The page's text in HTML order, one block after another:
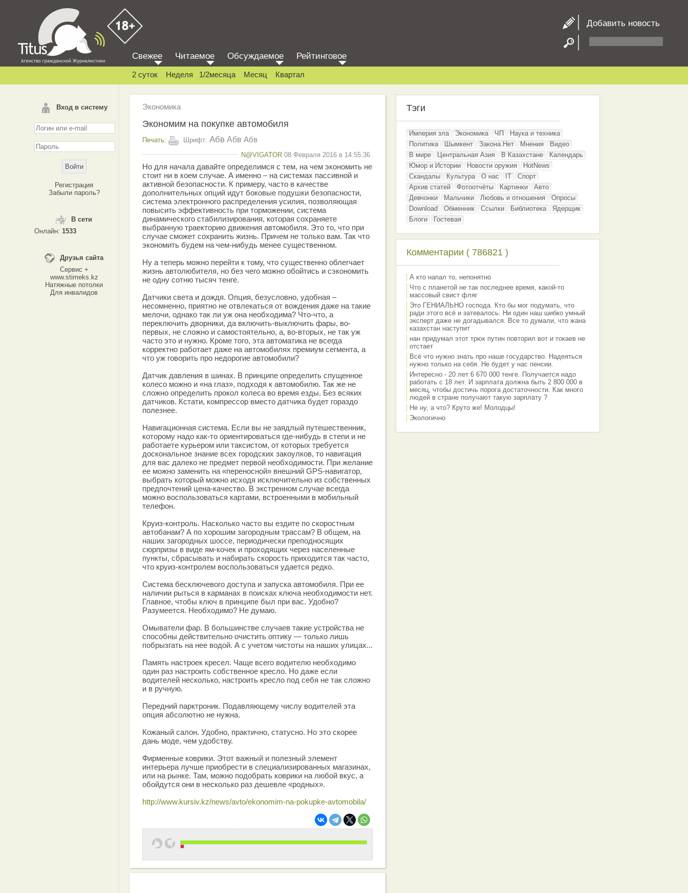
Добавить новость
Вход в систему
Регистрация
Забыли пароль?
В сети
Онлайн: 1533
Друзья сайта
Сервис +
www.stimeks.kz
Натяжные потолки
Для инвалидов
Свежее Читаемое Обсуждаемое Рейтинговое
2 суток Неделя 1/2месяца Месяц Квартал
Экономика
Экономим на покупке автомобиля
Печать: Шрифт: Абв Абв Абв
N@VIGATOR 08 Февраля 2016 в 14:55:36
Но для начала давайте определимся с тем, на чем экономить не
стоит ни в коем случае. А именно – на системах пассивной и
активной безопасности. К примеру, часто в качестве
дополнительных опций идут боковые подушки безопасности,
система электронного распределения усилия, позволяющая
повысить эффективность при торможении, система
динамического стабилизирования, которая сохраняете
выбранную траекторию движения автомобиля. Это то, что при
случае сможет сохранить жизнь. Причем не только вам. Так что
экономить будем на чем-нибудь менее существенном.
Ну а теперь можно перейти к тому, что существенно облегчает
жизнь автолюбителя, но без чего можно обойтись и сэкономить
не одну сотню тысяч тенге.
Датчики света и дождя. Опция, безусловно, удобная –
несомненно, приятно не отвлекаться от вождения даже на такие
мелочи, однако так ли уж она необходима? Что-что, а
переключить дворники, да включить-выключить фары, во-
первых, не сложно и самостоятельно, а, во-вторых, не так уж
часто это и нужно. Кроме того, эта автоматика не всегда
корректно работает даже на автомобилях премиум сегмента, а
что уж говорить про недорогие автомобили?
Датчик давления в шинах. В принципе определить спущенное
колесо можно и «на глаз», подходя к автомобилю. Так же не
сложно определить прокол колеса во время езды. Без всяких
датчиков. Кстати, компрессор вместо датчика будет гораздо
полезнее.
Навигационная система. Если вы не заядлый путешественник,
которому надо как-то ориентироваться где-нибудь в степи и не
работаете курьером или таксистом, от которых требуется
доскональное знание всех городских закоулков, то навигация
для вас далеко не предмет первой необходимости. При желание
ее можно заменить на «переносной» внешний GPS-навигатор,
выбрать который можно исходя исключительно из собственных
предпочтений цена-качество. В экстренном случае всегда
можно воспользоваться картами, встроенными в мобильный
телефон.
Круиз-контроль. Насколько часто вы ездите по скоростным
автобанам? А по хорошим загородным трассам? В общем, на
наших загородных шоссе, периодически преподносящих
сюрпризы в виде ям-кочек и проходящих через населенные
пункты, сбрасывать и набирать скорость приходится так часто,
что круиз-контролем воспользоваться удается редко.
Система бесключевого доступа и запуска автомобиля. При ее
наличии рыться в карманах в поисках ключа необходимости нет.
Главное, чтобы ключ в принципе был при вас. Удобно?
Разумеется. Необходимо? Не думаю.
Омыватели фар. В большинстве случаев такие устройства не
способны действительно очистить оптику — только лишь
побрызгать на нее водой. А с учетом чистоты на наших улицах...
Память настроек кресел. Чаще всего водителю необходимо
один раз настроить собственное кресло. Но даже если
водителей несколько, настроить кресло под себя не так сложно
и в ручную.
Передний парктроник. Подавляющему числу водителей эта
опция абсолютно не нужна.
Кожаный салон. Удобно, практично, статусно. Но это скорее
дань моде, чем удобству.
Фирменные коврики. Этот важный и полезный элемент
интерьера лучше приобрести в специализированных магазинах,
или на рынке. Там, можно подобрать коврики на любой вкус, а
обойдутся они в несколько раз дешевле «родных».
http://www.kursiv.kz/news/avto/ekonomim-na-pokupke-avtomobila/
Тэги
Империя зла Экономика ЧП
Наука и техника
Политика
Шымкент Закона.Нет Мнения
Видео
В мире
Центральная Азия В Казахстане
Календарь
Юмор и Истории
Новости оружия
HotNews
Скандалы
Культура О нас IT
Спорт
Архив статей
Фотоотчёты Картинки
Авто
Девчонки
Мальчики Любовь и отношения
Опросы
Download
Обменник Ссылки Библиотека
Ядерщик
Блоги
Гостевая
Комментарии ( 786821 )
А кто напал то, непонятно
Что с планетой не так последнее время, какой-то
массовый свист фляг
Это ГЕНИАЛЬНО господа. Кто бы мог подумать, что
ради этого всё и затевалось. Ни один наш шибко умный
эксперт даже не догадывался. Все то думали, что жана
казахстан наступит
нан придумал этот трюк путин повторил вот и токаев не
отстает
Всё что нужно знать про наше государство. Надеяться
нужно только на себя. Не будет у нас пенсии.
Интересно - 20 лет 6 670 000 тенге. Получается надо
работать с 18 лет. И зарплата должна быть 2 800 000 в
месяц, чтобы достичь порога достаточности. Как много
людей в стране получают такую зарплату ?
Не ну, а что? Круто же! Молодцы!
Экологично